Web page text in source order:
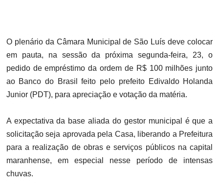
O plenário da Câmara Municipal de São Luís deve colocar
em pauta, na sessão da próxima segunda-feira, 23, o
pedido de empréstimo da ordem de R$ 100 milhões junto
ao Banco do Brasil feito pelo prefeito Edivaldo Holanda
Junior (PDT), para apreciação e votação da matéria.
A expectativa da base aliada do gestor municipal é que a
solicitação seja aprovada pela Casa, liberando a Prefeitura
para a realização de obras e serviços públicos na capital
maranhense, em especial nesse período de intensas
chuvas.